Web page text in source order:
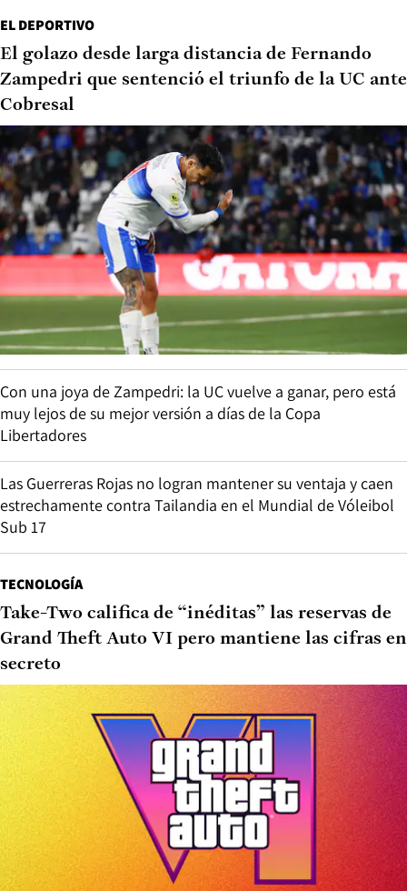
EL DEPORTIVO
El golazo desde larga distancia de Fernando
Zampedri que sentenció el triunfo de la UC ante
Cobresal
Con una joya de Zampedri: la UC vuelve a ganar, pero está
muy lejos de su mejor versión a días de la Copa
Libertadores
Las Guerreras Rojas no logran mantener su ventaja y caen
estrechamente contra Tailandia en el Mundial de Vóleibol
Sub 17
TECNOLOGÍA
Take-Two califica de “inéditas” las reservas de
Grand Theft Auto VI pero mantiene las cifras en
secreto